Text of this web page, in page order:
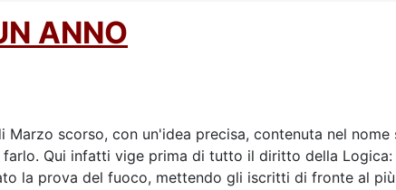
ANNO
Marzo scorso, con un'idea precisa, contenuta nel
Qui infatti vige prima di tutto il diritto della Logica:
la prova del fuoco, mettendo gli iscritti di fronte al